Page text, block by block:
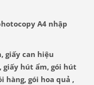
A4 nhập
giấy can hiệu
giấy hút ẩm, gói hút
hàng, gói hoa quả ,